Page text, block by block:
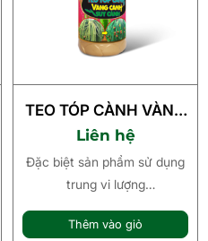
TEO TÓP CÀNH VÀNG
CÀNH SUY CÀNH
Liên hệ
Đặc biệt sản phẩm sử dụng
trung vi lượng
sung nguồn Axit Amin tổng
Thêm vào giỏ